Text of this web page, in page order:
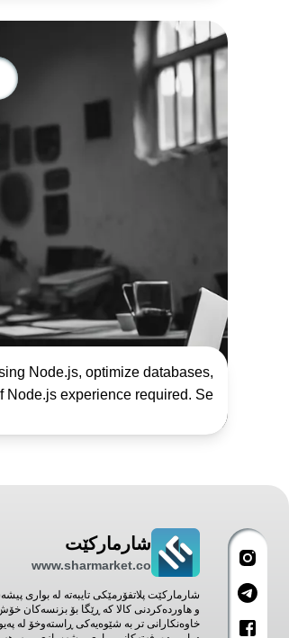
Node.js, optimize databases,
experience required. Se...
شارمارکێت
www.sharmarket.co
شارمارکێت پلاتفۆرمێکی تایبەتە لە بواری
و هاوردەکردنی کالا کە ڕێگا بۆ بزنسەکان
خاوەنکارانی تر بە شێوەیەکی ڕاستەوخۆ لە